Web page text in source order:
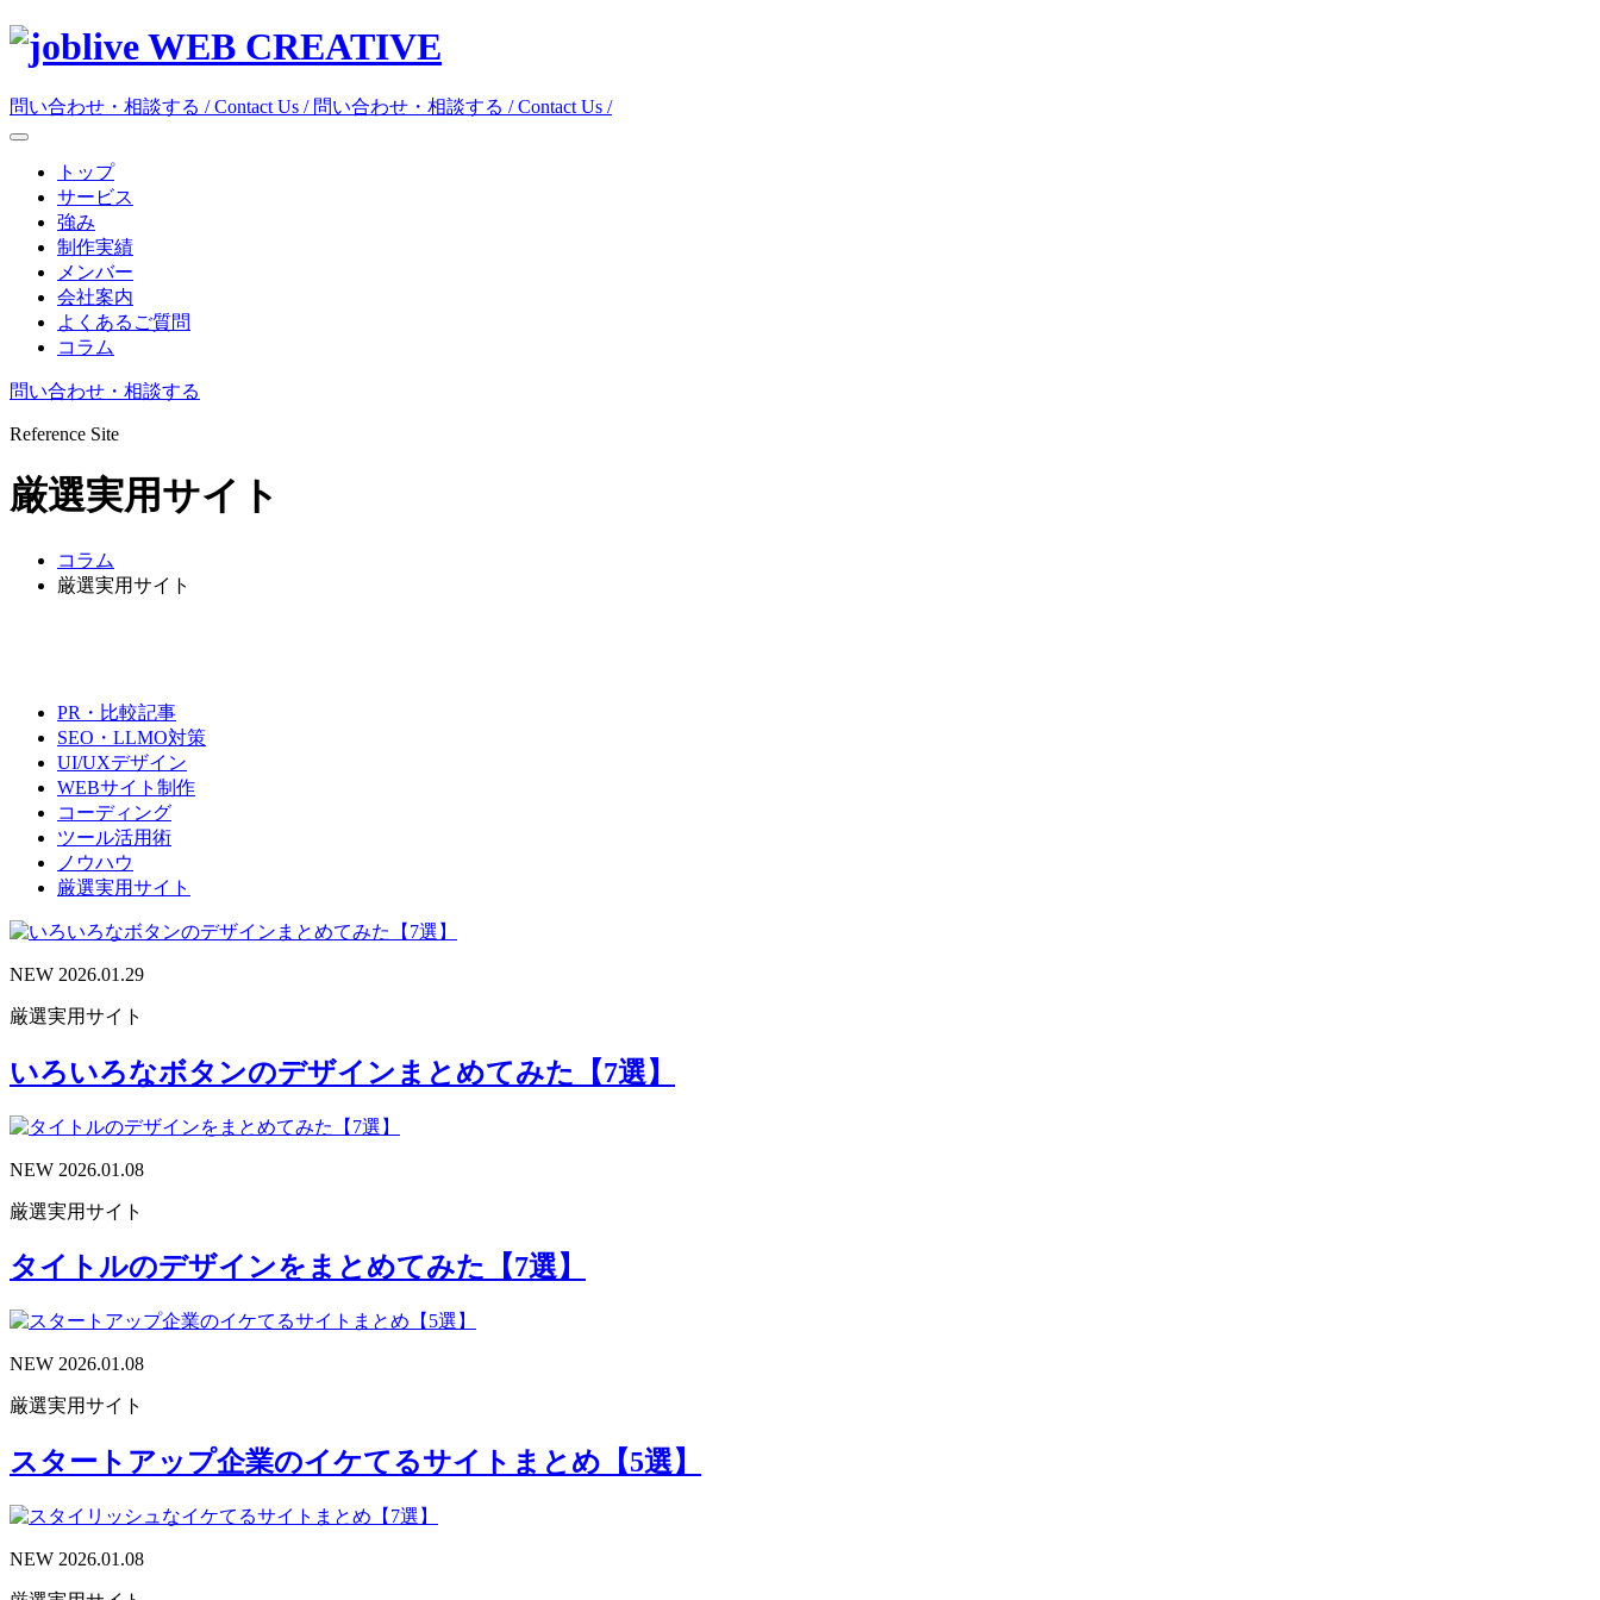
WEB CREATIVE
問い合わせ・相談する / Contact Us / 問い合わせ・相談する / Contact Us /
トップ
サービス
強み
制作実績
メンバー
会社案内
よくあるご質問
コラム
問い合わせ・相談する
Reference Site
厳選実用サイト
コラム
厳選実用サイト
PR・比較記事
SEO・LLMO対策
UI/UXデザイン
WEBサイト制作
コーディング
ツール活用術
ノウハウ
厳選実用サイト
NEW 2026.01.29
厳選実用サイト
いろいろなボタンのデザインまとめてみた【7選】
NEW 2026.01.08
厳選実用サイト
タイトルのデザインをまとめてみた【7選】
NEW 2026.01.08
厳選実用サイト
スタートアップ企業のイケてるサイトまとめ【5選】
NEW 2026.01.08